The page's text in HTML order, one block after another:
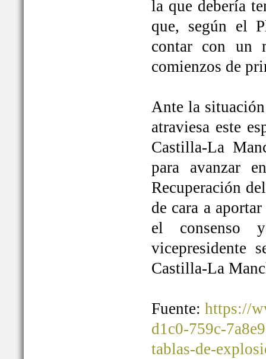
la que debería
que, según el
contar con un
comienzos de
Ante la
atraviesa este
Castilla-La
para avanzar
Recuperación
de cara a
el consenso
vicepresidente
Castilla-La
Fuente: https://
d1c0-759c-
tablas-de-